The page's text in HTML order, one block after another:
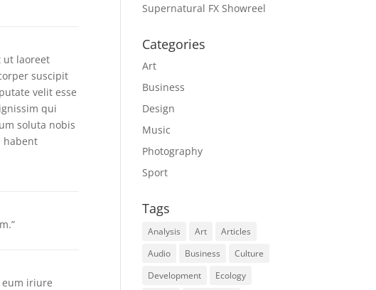
ut laoreet
suscipit
velit esse
qui
soluta nobis
habent
iriure
Supernatural FX Showreel
Categories
Art
Business
Design
Music
Photography
Sport
Tags
Analysis Art
Articles
Audio
Business
Culture
Development
Ecology